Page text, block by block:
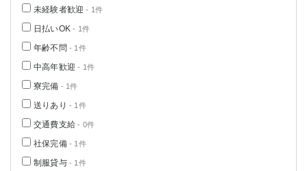
未経験者歓迎 - 1件
日払いOK - 1件
年齢不問 - 1件
中高年歓迎 - 1件
寮完備 - 1件
送りあり - 1件
交通費支給 - 0件
社保完備- 1件
制服貸与- 1件
志木
草加
所沢
獨協大学前＜草加松原＞
春日部
千葉県